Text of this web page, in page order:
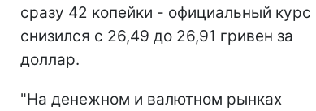
сразу 42 копейки - официальный курс
снизился с 26,49 до 26,91 гривен за
доллар.
"На денежном и валютном рынках